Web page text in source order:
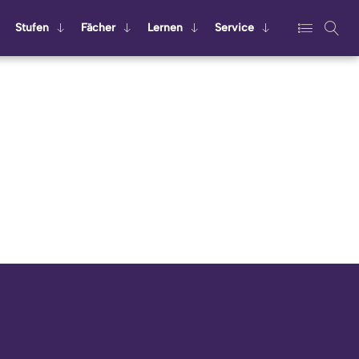
Stu­fen Fä­cher Ler­nen Ser­vice